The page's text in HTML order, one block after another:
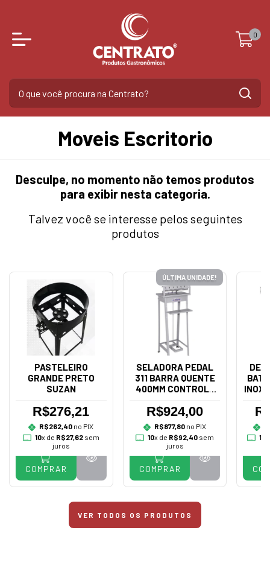
0
Moveis Escritorio
Desculpe, no momento não temos produtos
para exibir nesta categoria.
Talvez você se interesse pelos seguintes
produtos
PASTELEIRO
GRANDE PRETO
SUZAN
R$276,21
R$262,40 no PIX
10x de R$27,62sem
juros
COMPRAR
ÚLTIMA UNIDADE!
SELADORA PEDAL
311 BARRA QUENTE
400MM CONTROLE
R$924,00
R$877,80 no PIX
10x de R$92,40sem
juros
COMPRAR
INOX
10
VER TODOS OS PRODUTOS